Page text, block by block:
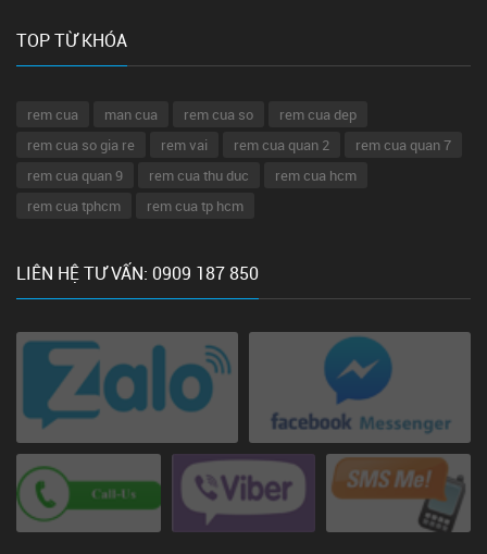
TOP TỪ KHÓA
rem cua man cua rem cua so
rem cua dep
rem cua so gia re
rem vai rem cua quan 2
rem cua quan 7
rem cua quan 9
rem cua thu duc
rem cua hcm
rem cua tphcm
rem cua tp hcm
LIÊN HỆ TƯ VẤN: 0909 187 850